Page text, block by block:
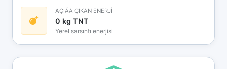
AÇIÄA ÇIKAN ENERJİ
0 kg TNT
Yerel sarsıntı enerjisi